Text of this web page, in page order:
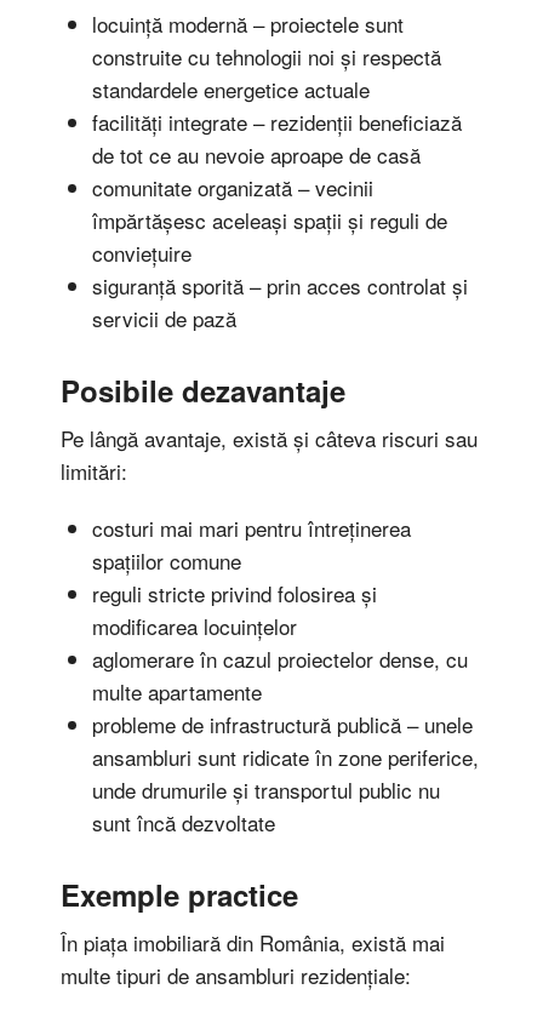
locuință modernă – proiectele sunt
construite cu tehnologii noi și respectă
standardele energetice actuale
facilități integrate – rezidenții beneficiază
de tot ce au nevoie aproape de casă
comunitate organizată – vecinii
împărtășesc aceleași spații și reguli de
conviețuire
siguranță sporită – prin acces controlat și
servicii de pază
Posibile dezavantaje
Pe lângă avantaje, există și câteva riscuri sau
limitări:
costuri mai mari pentru întreținerea
spațiilor comune
reguli stricte privind folosirea și
modificarea locuințelor
aglomerare în cazul proiectelor dense, cu
multe apartamente
probleme de infrastructură publică – unele
ansambluri sunt ridicate în zone periferice,
unde drumurile și transportul public nu
sunt încă dezvoltate
Exemple practice
În piața imobiliară din România, există mai
multe tipuri de ansambluri rezidențiale: